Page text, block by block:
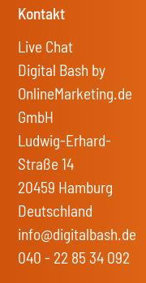
Kontakt
Live Chat
Digital Bash by
OnlineMarketing.de
GmbH
Ludwig-Erhard-
Straße 14
20459 Hamburg
Deutschland
info@digitalbash.de
040 - 22 85 34 092